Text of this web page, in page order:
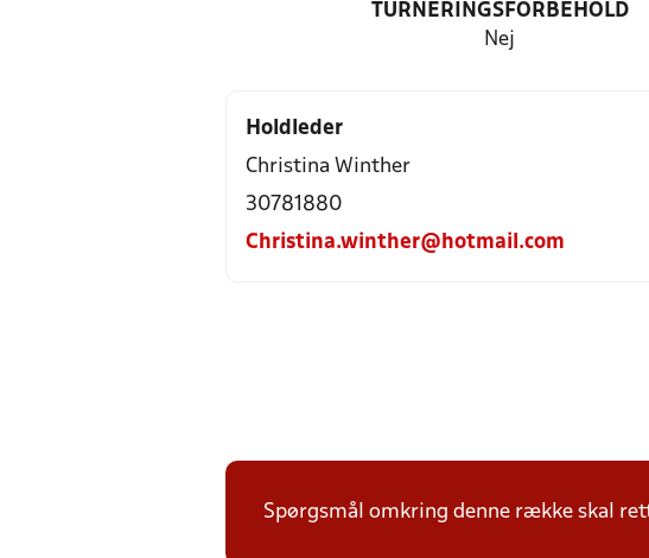
TURNERINGSFORBEHOLD
Nej
Holdleder
Christina Winther
30781880
Christina.winther@hotmail.com
Spørgsmål omkring denne række skal